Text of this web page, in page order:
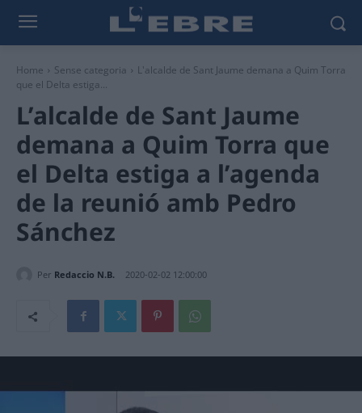
Home Sense categoria
L'alcalde de Sant Jaume demana a Quim Torra
que el Delta estiga...
L’alcalde de Sant Jaume
demana a Quim Torra que
el Delta estiga a l’agenda
de la reunió amb Pedro
Sánchez
Per Redaccio N.B. 2020-02-02 12:00:00